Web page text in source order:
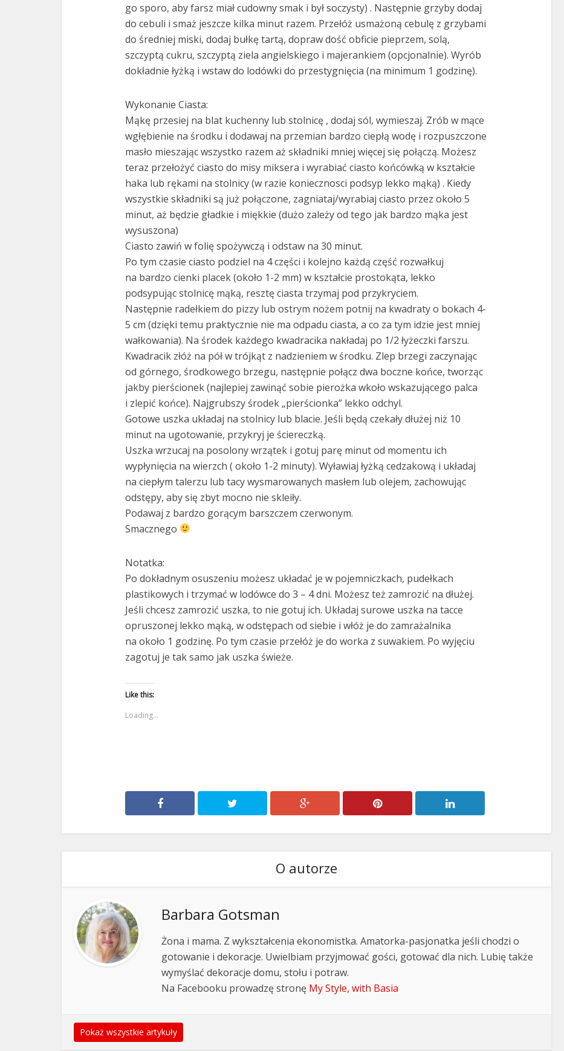
go sporo, aby farsz miał cudowny smak i był soczysty) . Następnie grzyby dodaj
do cebuli i smaż jeszcze kilka minut razem. Przełóż usmażoną cebulę z grzybami
do średniej miski, dodaj bułkę tartą, dopraw dość obficie pieprzem, solą,
szczyptą cukru, szczyptą ziela angielskiego i majerankiem (opcjonalnie). Wyrób
dokładnie łyżką i wstaw do lodówki do przestygnięcia (na minimum 1 godzinę).
Wykonanie Ciasta:
Mąkę przesiej na blat kuchenny lub stolnicę , dodaj sól, wymieszaj. Zrób w mące
wgłębienie na środku i dodawaj na przemian bardzo ciepłą wodę i rozpuszczone
masło mieszając wszystko razem aż składniki mniej więcej się połączą. Możesz
teraz przełożyć ciasto do misy miksera i wyrabiać ciasto końcówką w kształcie
haka lub rękami na stolnicy (w razie koniecznosci podsyp lekko mąką) . Kiedy
wszystkie składniki są już połączone, zagniataj/wyrabiaj ciasto przez około 5
minut, aż będzie gładkie i miękkie (dużo zależy od tego jak bardzo mąka jest
wysuszona)
Ciasto zawiń w folię spożywczą i odstaw na 30 minut.
Po tym czasie ciasto podziel na 4 części i kolejno każdą część rozwałkuj
na bardzo cienki placek (około 1-2 mm) w kształcie prostokąta, lekko
podsypując stolnicę mąką, resztę ciasta trzymaj pod przykryciem.
Następnie radełkiem do pizzy lub ostrym nożem potnij na kwadraty o bokach 4-
5 cm (dzięki temu praktycznie nie ma odpadu ciasta, a co za tym idzie jest mniej
wałkowania). Na środek każdego kwadracika nakładaj po 1/2 łyżeczki farszu.
Kwadracik złóż na pół w trójkąt z nadzieniem w środku. Zlep brzegi zaczynając
od górnego, środkowego brzegu, następnie połącz dwa boczne końce, tworząc
jakby pierścionek (najlepiej zawinąć sobie pierożka wkoło wskazującego palca
i zlepić końce). Najgrubszy środek „pierścionka” lekko odchyl.
Gotowe uszka układaj na stolnicy lub blacie. Jeśli będą czekały dłużej niż 10
minut na ugotowanie, przykryj je ściereczką.
Uszka wrzucaj na posolony wrzątek i gotuj parę minut od momentu ich
wypłynięcia na wierzch ( około 1-2 minuty). Wyławiaj łyżką cedzakową i układaj
na ciepłym talerzu lub tacy wysmarowanych masłem lub olejem, zachowując
odstępy, aby się zbyt mocno nie skleiły.
Podawaj z bardzo gorącym barszczem czerwonym.
Smacznego
Notatka:
Po dokładnym osuszeniu możesz układać je w pojemniczkach, pudełkach
plastikowych i trzymać w lodówce do 3 – 4 dni. Możesz też zamrozić na dłużej.
Jeśli chcesz zamrozić uszka, to nie gotuj ich. Układaj surowe uszka na tacce
opruszonej lekko mąką, w odstępach od siebie i włóż je do zamrażalnika
na około 1 godzinę. Po tym czasie przełóż je do worka z suwakiem. Po wyjęciu
zagotuj je tak samo jak uszka świeże.
Like this:
Loading...
O autorze
Barbara Gotsman
Żona i mama. Z wykształcenia ekonomistka. Amatorka-pasjonatka jeśli chodzi o
gotowanie i dekoracje. Uwielbiam przyjmować gości, gotować dla nich. Lubię także
wymyślać dekoracje domu, stołu i potraw.
Na Facebooku prowadzę stronę My Style, with Basia
Pokaż wszystkie artykuły